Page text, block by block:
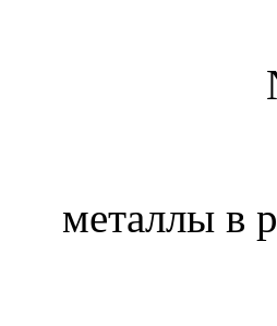
металлы в